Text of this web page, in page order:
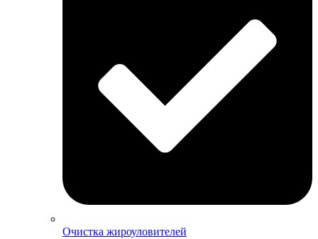
Очистка жироуловителей